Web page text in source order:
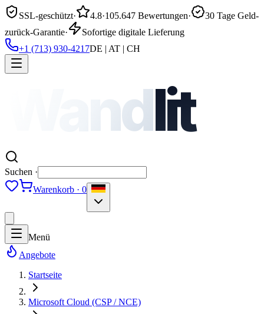
SSL-geschützt· 4.8·105.647 Bewertungen·
30 Tage Geld-
zurück-Garantie·
Sofortige digitale Lieferung
+1 (713) 930-4217DE | AT | CH
Wandlit
Suchen ·
Warenkorb · 0
Menü
Angebote
Startseite
Microsoft Cloud (CSP / NCE)